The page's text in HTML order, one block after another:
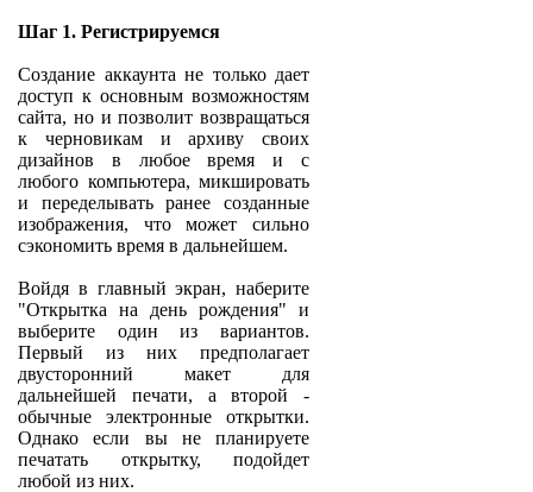
Шаг 1. Регистрируемся
Создание аккаунта не только дает
доступ к основным возможностям
сайта, но и позволит возвращаться
к черновикам и архиву своих
дизайнов в любое время и с
любого компьютера, микшировать
и переделывать ранее созданные
изображения, что может сильно
сэкономить время в дальнейшем.
Войдя в главный экран, наберите
"Открытка на день рождения" и
выберите один из вариантов.
Первый из них предполагает
двусторонний макет для
дальнейшей печати, а второй -
обычные электронные открытки.
Однако если вы не планируете
печатать открытку, подойдет
любой из них.